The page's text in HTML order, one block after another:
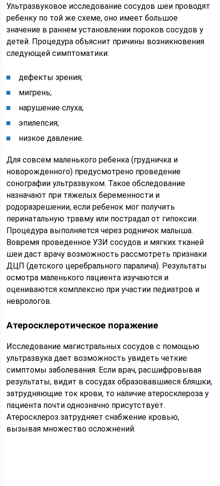
Ультразвуковое исследование сосудов шеи проводят
ребенку по той же схеме, оно имеет большое
значение в раннем установлении пороков сосудов у
детей. Процедура объяснит причины возникновения
следующей симптоматики:
дефекты зрения;
мигрень;
нарушение слуха;
эпилепсия;
низкое давление.
Для совсем маленького ребенка (грудничка и
новорожденного) предусмотрено проведение
сонографии ультразвуком. Такое обследование
назначают при тяжелых беременности и
родоразрешении, если ребенок мог получить
перинатальную травму или пострадал от гипоксии.
Процедура выполняется через родничок малыша.
Вовремя проведенное УЗИ сосудов и мягких тканей
шеи даст врачу возможность рассмотреть признаки
ДЦП (детского церебрального паралича). Результаты
осмотра маленького пациента изучаются и
оцениваются комплексно при участии педиатров и
неврологов.
Атеросклеротическое поражение
Исследование магистральных сосудов с помощью
ультразвука дает возможность увидеть четкие
симптомы заболевания. Если врач, расшифровывая
результаты, видит в сосудах образовавшиеся бляшки,
затрудняющие ток крови, то наличие атеросклероза у
пациента почти однозначно присутствует.
Атеросклероз затрудняет снабжение кровью,
вызывая множество осложнений.